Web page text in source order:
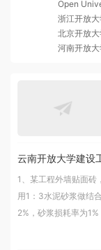
Open
浙江开放
北京开放
河南开放
云南开放大学建设
1、某工程外墙贴面
用1：3水泥砂浆做结
2%，砂浆损耗率为